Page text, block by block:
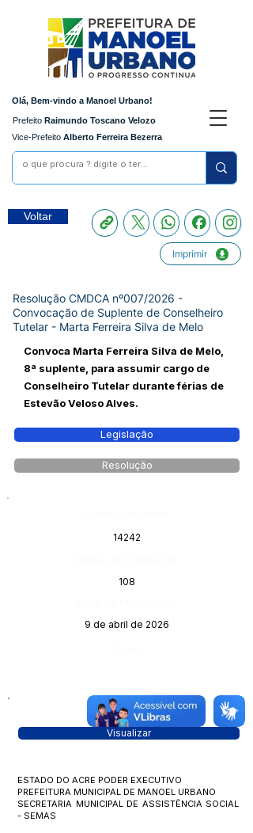
Olá, Bem-vindo a Manoel Urbano!
Prefeito Raimundo Toscano Velozo
Vice-Prefeito Alberto Ferreira Bezerra
Voltar
Imprimir
Resolução CMDCA nº007/2026 -
Convocação de Suplente de Conselheiro
Tutelar - Marta Ferreira Silva de Melo
Convoca Marta Ferreira Silva de Melo,
8ª suplente, para assumir cargo de
Conselheiro Tutelar durante férias de
Estevão Veloso Alves.
Legislação
Resolução
14242
108
9 de abril de 2026
Visualizar
ESTADO DO ACRE PODER EXECUTIVO
PREFEITURA MUNICIPAL DE MANOEL URBANO
SECRETARIA MUNICIPAL DE ASSISTÊNCIA SOCIAL
- SEMAS